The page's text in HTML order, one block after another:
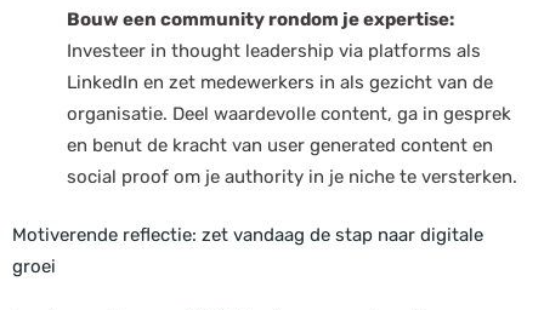
Bouw een community rondom je expertise:
Investeer in thought leadership via platforms als
LinkedIn en zet medewerkers in als gezicht van de
organisatie. Deel waardevolle content, ga in gesprek
en benut de kracht van user generated content en
social proof om je authority in je niche te versterken.
Motiverende reflectie: zet vandaag de stap naar digitale
groei